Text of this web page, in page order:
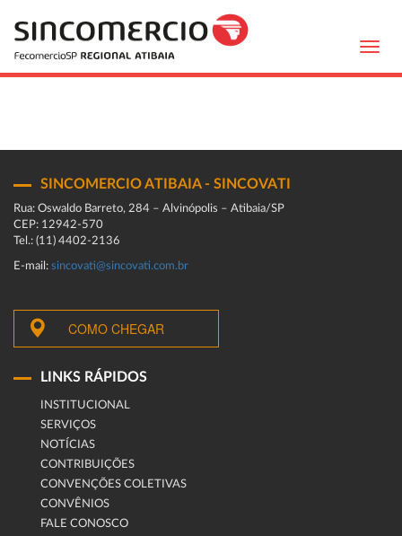
SINCOMERCIO ATIBAIA - SINCOVATI
Rua: Oswaldo Barreto, 284 – Alvinópolis – Atibaia/SP
CEP: 12942-570
Tel.: (11) 4402-2136
E-mail: sincovati@sincovati.com.br
COMO CHEGAR
LINKS RÁPIDOS
INSTITUCIONAL
SERVIÇOS
NOTÍCIAS
CONTRIBUIÇÕES
CONVENÇÕES COLETIVAS
CONVÊNIOS
FALE CONOSCO